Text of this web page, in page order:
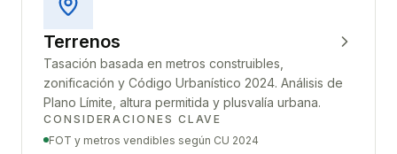
Terrenos
Tasación basada en metros construibles,
zonificación y Código Urbanístico 2024. Análisis de
Plano Límite, altura permitida y plusvalía urbana.
CONSIDERACIONES CLAVE
FOT y metros vendibles según CU 2024